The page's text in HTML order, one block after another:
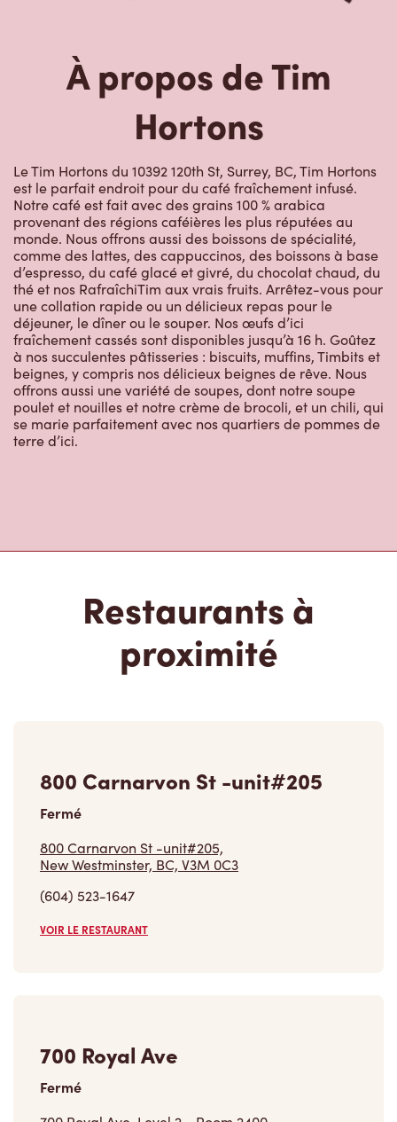
À propos de Tim
Hortons
Le Tim Hortons du 10392 120th St, Surrey, BC, Tim Hortons
est le parfait endroit pour du café fraîchement infusé.
Notre café est fait avec des grains 100 % arabica
provenant des régions caféières les plus réputées au
monde. Nous offrons aussi des boissons de spécialité,
comme des lattes, des cappuccinos, des boissons à base
d’espresso, du café glacé et givré, du chocolat chaud, du
thé et nos RafraîchiTim aux vrais fruits. Arrêtez-vous pour
une collation rapide ou un délicieux repas pour le
déjeuner, le dîner ou le souper. Nos œufs d’ici
fraîchement cassés sont disponibles jusqu’à 16 h. Goûtez
à nos succulentes pâtisseries : biscuits, muffins, Timbits et
beignes, y compris nos délicieux beignes de rêve. Nous
offrons aussi une variété de soupes, dont notre soupe
poulet et nouilles et notre crème de brocoli, et un chili, qui
se marie parfaitement avec nos quartiers de pommes de
terre d’ici.
Restaurants à
proximité
800 Carnarvon St -unit#205
Fermé
800 Carnarvon St -unit#205,
New Westminster, BC, V3M 0C3
(604) 523-1647
VOIR LE RESTAURANT
700 Royal Ave
Fermé